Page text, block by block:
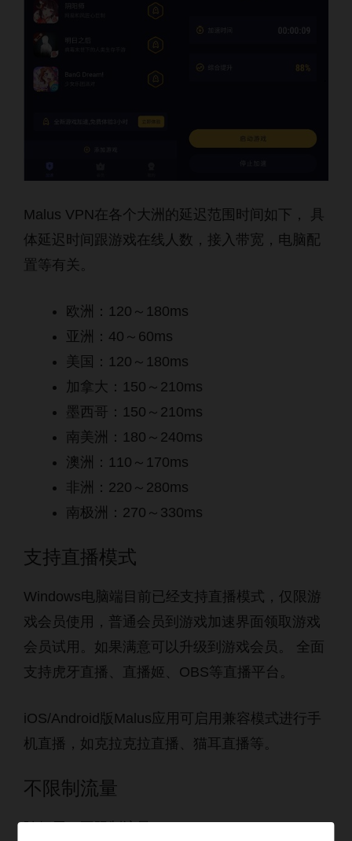
Malus VPN在各个大洲的延迟范围时间如下， 具
体延迟时间跟游戏在线人数，接入带宽，电脑配
置等有关。
欧洲：120～180ms
亚洲：40～60ms
美国：120～180ms
加拿大：150～210ms
墨西哥：150～210ms
南美洲：180～240ms
澳洲：110～170ms
非洲：220～280ms
南极洲：270～330ms
支持直播模式
Windows电脑端目前已经支持直播模式，仅限游
戏会员使用，普通会员到游戏加速界面领取游戏
会员试用。如果满意可以升级到游戏会员。 全面
支持虎牙直播、直播姬、OBS等直播平台。
iOS/Android版Malus应用可启用兼容模式进行手
机直播，如克拉克拉直播、猫耳直播等。
不限制流量